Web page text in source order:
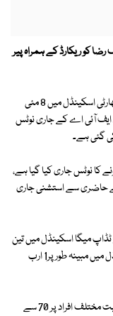
کو ریکارڈ کے ہمراہ پیر
ایف آئی اے کے مطابق اربوں روپے کے ٹریڈ ڈیولپمنٹ اتھارٹی اسکینڈل میں 8 مئی
ایف آئی اے کے جاری نوٹس
گئی ہے۔
کا نوٹس جاری کیا گیا ہے،
کو متعلقہ عدالت نے 18 دسمبر 2014 سے حاضری سے استشنی جاری
میگا اسکینڈل میں تین
مقدمات درج ہیں، مقدمات کے مطابق ٹڈاپ میگا اسکینڈل میں مبینہ طور پر1 ارب
ٹڈاپ جعلی ریبیٹ اسکینڈل میں متعدد کمپنمیوں سمیت مختلف افراد پر 70 سے